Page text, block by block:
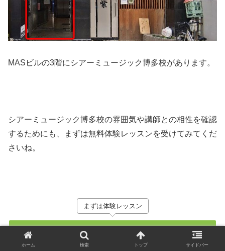
MASビルの3階にシアーミュージック博多校があります。
シアーミュージック博多校の雰囲気や講師との相性を確認
するためにも、まずは無料体験レッスンを受けてみてくだ
さいね。
まずは体験レッスン
シアーミュージックの公式サイトへ
ホーム 検索 トップ サイドバー